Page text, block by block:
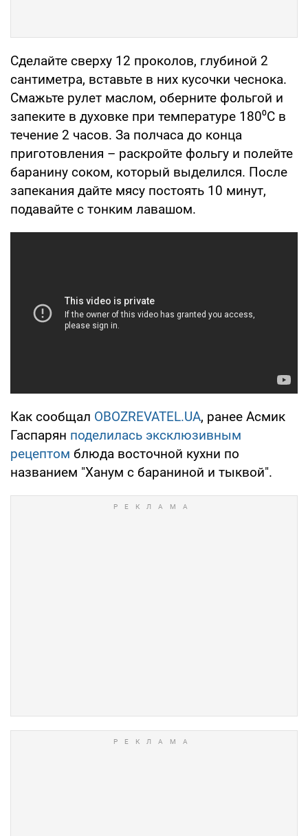
Сделайте сверху 12 проколов, глубиной 2
сантиметра, вставьте в них кусочки чеснока.
Смажьте рулет маслом, оберните фольгой и
запеките в духовке при температуре 180⁰С в
течение 2 часов. За полчаса до конца
приготовления – раскройте фольгу и полейте
баранину соком, который выделился. После
запекания дайте мясу постоять 10 минут,
подавайте с тонким лавашом.
Как сообщал OBOZREVATEL.UA, ранее Асмик
Гаспарян поделилась эксклюзивным
рецептом блюда восточной кухни по
названием "Ханум с бараниной и тыквой".